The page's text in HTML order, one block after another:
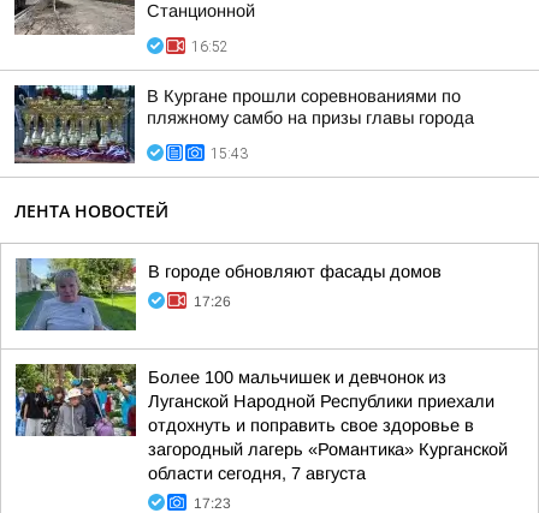
Станционной
16:52
В Кургане прошли соревнованиями по
пляжному самбо на призы главы города
15:43
ЛЕНТА НОВОСТЕЙ
В городе обновляют фасады домов
17:26
Более 100 мальчишек и девчонок из
Луганской Народной Республики приехали
отдохнуть и поправить свое здоровье в
загородный лагерь «Романтика» Курганской
области сегодня, 7 августа
17:23